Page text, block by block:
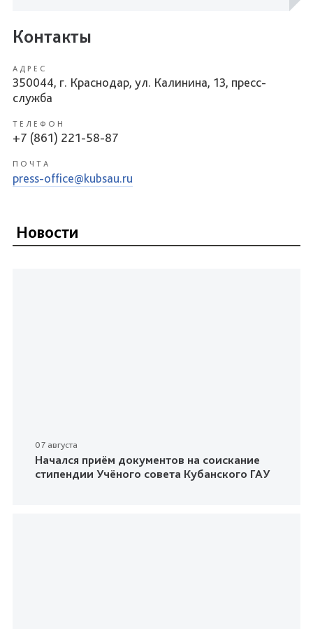
Контакты
АДРЕС
350044, г. Краснодар, ул. Калинина, 13, пресс-
служба
ТЕЛЕФОН
+7 (861) 221-58-87
ПОЧТА
press-office@kubsau.ru
Новости
07 августа
Начался приём документов на соискание
стипендии Учёного совета Кубанского ГАУ